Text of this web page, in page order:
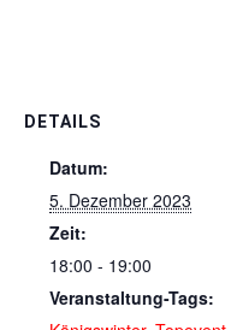
DETAILS
Datum:
5. Dezember 2023
Zeit:
18:00 - 19:00
Veranstaltung-Tags: